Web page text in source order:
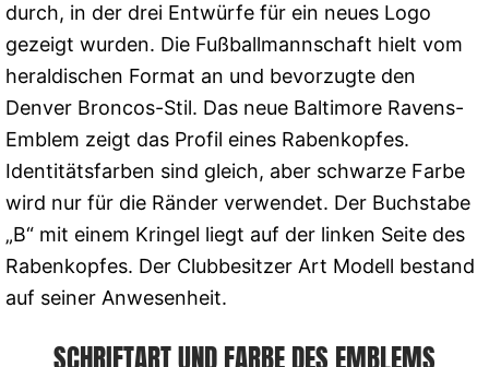
durch, in der drei Entwürfe für ein neues Logo
gezeigt wurden. Die Fußballmannschaft hielt vom
heraldischen Format an und bevorzugte den
Denver Broncos-Stil. Das neue Baltimore Ravens-
Emblem zeigt das Profil eines Rabenkopfes.
Identitätsfarben sind gleich, aber schwarze Farbe
wird nur für die Ränder verwendet. Der Buchstabe
„B“ mit einem Kringel liegt auf der linken Seite des
Rabenkopfes. Der Clubbesitzer Art Modell bestand
auf seiner Anwesenheit.
SCHRIFTART UND FARBE DES EMBLEMS